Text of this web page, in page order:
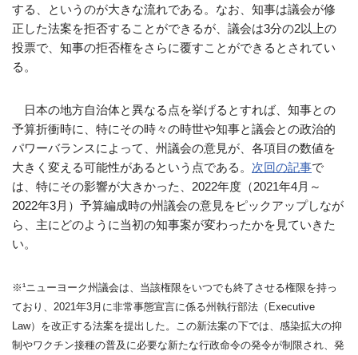
する、というのが大きな流れである。なお、知事は議会が修
正した法案を拒否することができるが、議会は3分の2以上の
投票で、知事の拒否権をさらに覆すことができるとされてい
る。
日本の地方自治体と異なる点を挙げるとすれば、知事との
予算折衝時に、特にその時々の時世や知事と議会との政治的
パワーバランスによって、州議会の意見が、各項目の数値を
大きく変える可能性があるという点である。 次回の記事で
は、特にその影響が大きかった、2022年度（2021年4月～
2022年3月）予算編成時の州議会の意見をピックアップしなが
ら、主にどのように当初の知事案が変わったかを見ていきた
い。
※¹ニューヨーク州議会は、当該権限をいつでも終了させる権限を持っ
ており、2021年3月に非常事態宣言に係る州執行部法（Executive
Law）を改正する法案を提出した。この新法案の下では、感染拡大の抑
制やワクチン接種の普及に必要な新たな行政命令の発令が制限され、発